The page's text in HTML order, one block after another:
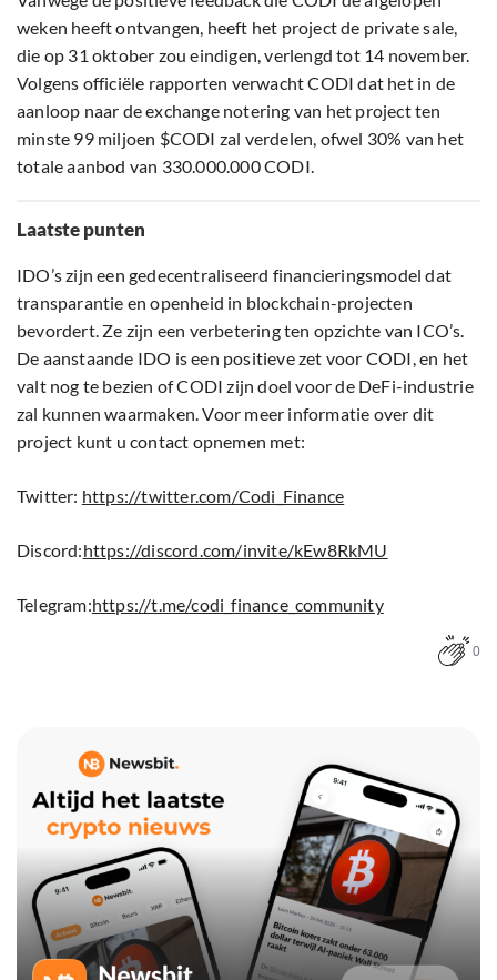
weken heeft ontvangen, heeft het project de private sale,
die op 31 oktober zou eindigen, verlengd tot 14 november.
Volgens officiële rapporten verwacht CODI dat het in de
aanloop naar de exchange notering van het project ten
minste 99 miljoen $CODI zal verdelen, ofwel 30% van het
totale aanbod van 330.000.000 CODI.
Laatste punten
IDO’s zijn een gedecentraliseerd financieringsmodel dat
transparantie en openheid in blockchain-projecten
bevordert. Ze zijn een verbetering ten opzichte van ICO’s.
De aanstaande IDO is een positieve zet voor CODI, en het
valt nog te bezien of CODI zijn doel voor de DeFi-industrie
zal kunnen waarmaken. Voor meer informatie over dit
project kunt u contact opnemen met:
Twitter: https://twitter.com/Codi_Finance
Discord:https://discord.com/invite/kEw8RkMU
Telegram:https://t.me/codi_finance_community
0